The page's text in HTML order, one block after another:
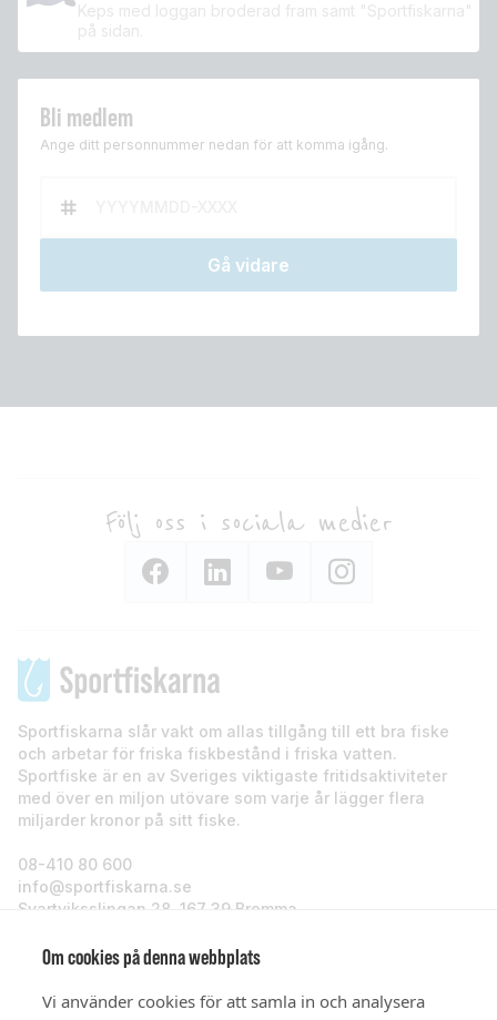
Om cookies på denna webbplats
Vi använder cookies för att samla in och analysera
Keps med loggan broderad fram samt "Sportfiskarna"
på sidan.
Bli medlem
Ange ditt personnummer nedan för att komma igång.
Gå vidare
Följ oss i sociala medier
Sportfiskarna slår vakt om allas tillgång till ett bra fiske
och arbetar för friska fiskbestånd i friska vatten.
Sportfiske är en av Sveriges viktigaste fritidsaktiviteter
med över en miljon utövare som varje år lägger flera
miljarder kronor på sitt fiske.
08-410 80 600
info@sportfiskarna.se
Svartviksslingan 28, 167 39 Bromma
Sportfiskarna